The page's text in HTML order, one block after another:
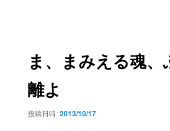
ま、まみえる魂
離よ
投稿日時:2013/10/17